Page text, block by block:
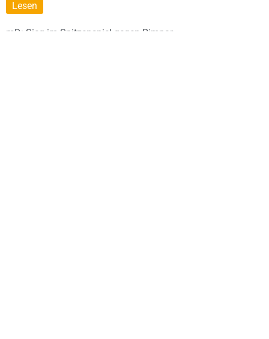
Lesen
mD: Sieg im Spitzenspiel gegen Rimpar